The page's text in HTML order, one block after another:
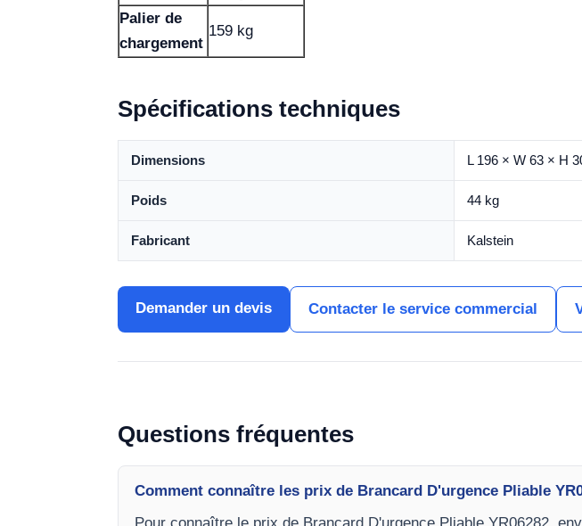
Palier de
chargement
159 kg
Spécifications techniques
Dimensions L 196 × W 63 × H
Poids 44 kg
Fabricant Kalstein
Demander un devis Contacter le service commercial
Questions fréquentes
Comment connaître les prix de Brancard D'urgence Pliable